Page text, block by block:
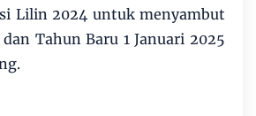
Lilin 2024 untuk menyambut
Tahun Baru 1 Januari 2025